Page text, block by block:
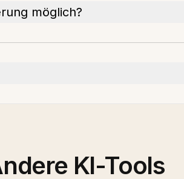
möglich?
KI-Tools